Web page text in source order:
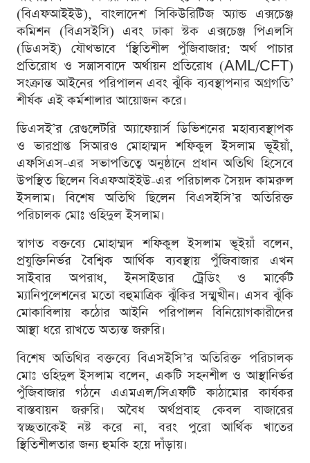
(বিএফআইইউ), বাংলাদেশ সিকিউরিটিজ অ্যান্ড এক্সচেঞ্জ
কমিশন (বিএসইসি) এবং ঢাকা স্টক এক্সচেঞ্জ পিএলসি
(ডিএসই) যৌথভাবে ‘স্থিতিশীল পুঁজিবাজার: অর্থ পাচার
প্রতিরোধ ও সন্ত্রাসবাদে অর্থায়ন প্রতিরোধ (AML/CFT)
সংক্রান্ত আইনের পরিপালন এবং ঝুঁকি ব্যবস্থাপনার অগ্রগতি’
শীর্ষক এই কর্মশালার আয়োজন করে।
ডিএসই’র রেগুলেটরি অ্যাফেয়ার্স ডিভিশনের মহাব্যবস্থাপক
ও ভারপ্রাপ্ত সিআরও মোহাম্মদ শফিকুল ইসলাম ভূইয়াঁ,
এফসিএস-এর সভাপতিত্বে অনুষ্ঠানে প্রধান অতিথি হিসেবে
উপস্থিত ছিলেন বিএফআইইউ-এর পরিচালক সৈয়দ কামরুল
ইসলাম। বিশেষ অতিথি ছিলেন বিএসইসি’র অতিরিক্ত
পরিচালক মোঃ ওহিদুল ইসলাম।
স্বাগত বক্তব্যে মোহাম্মদ শফিকুল ইসলাম ভূইয়াঁ বলেন,
প্রযুক্তিনির্ভর বৈশ্বিক আর্থিক ব্যবস্থায় পুঁজিবাজার এখন
সাইবার অপরাধ, ইনসাইডার ট্রেডিং ও মার্কেট
ম্যানিপুলেশনের মতো বহুমাত্রিক ঝুঁকির সম্মুখীন। এসব ঝুঁকি
মোকাবিলায় কঠোর আইনি পরিপালন বিনিয়োগকারীদের
আস্থা ধরে রাখতে অত্যন্ত জরুরি।
বিশেষ অতিথির বক্তব্যে বিএসইসি’র অতিরিক্ত পরিচালক
মোঃ ওহিদুল ইসলাম বলেন, একটি সহনশীল ও আস্থানির্ভর
পুঁজিবাজার গঠনে এএমএল/সিএফটি কাঠামোর কার্যকর
বাস্তবায়ন জরুরি। অবৈধ অর্থপ্রবাহ কেবল বাজারের
স্বচ্ছতাকেই নষ্ট করে না, বরং পুরো আর্থিক খাতের
স্থিতিশীলতার জন্য হুমকি হয়ে দাঁড়ায়।